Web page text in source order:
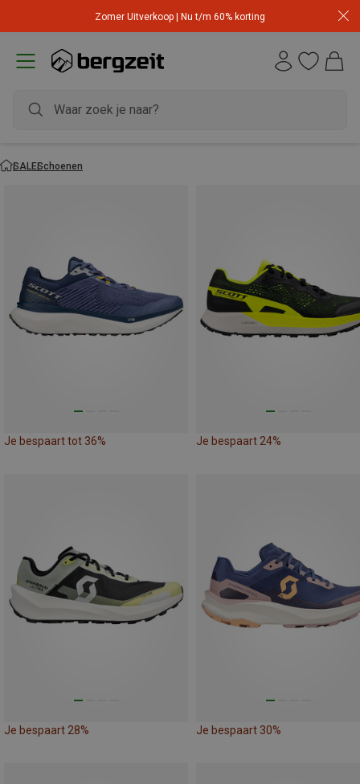
Zomer Uitverkoop | Nu t/m 60% korting
SALESchoenen
Je bespaart tot 36% Je bespaart 24%
Je bespaart 28% Je bespaart 30%